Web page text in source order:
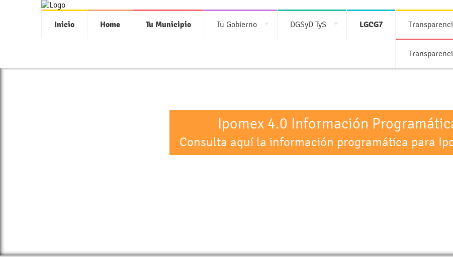
Inicio Home Tu Municipio Tu Gobierno DGSyD TyS LGCG7
Ipomex 4.0 Información
Consulta aquí la información programática para